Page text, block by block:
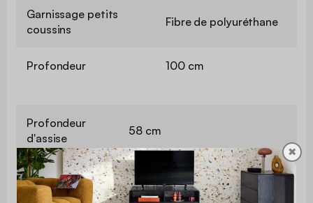
Garnissage petits
coussins
Fibre de polyuréthane
Profondeur 100 cm
Profondeur
d'assise
58 cm
Confort de
l'assise
Equilibré
✖